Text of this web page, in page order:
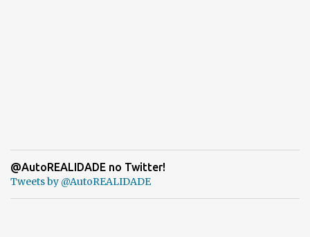
@AutoREALIDADE no Twitter!
Tweets by @AutoREALIDADE